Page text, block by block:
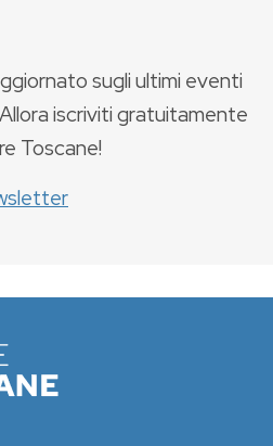
sugli ultimi eventi
iscriviti gratuitamente
Toscane!